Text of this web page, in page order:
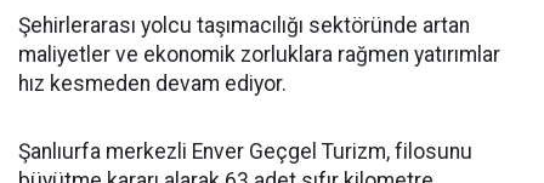
Şehirlerarası yolcu taşımacılığı sektöründe artan
maliyetler ve ekonomik zorluklara rağmen yatırımlar
hız kesmeden devam ediyor.
Şanlıurfa merkezli Enver Geçgel Turizm, filosunu